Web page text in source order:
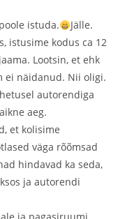
istuda.
Jälle.
istusime kodus ca 12
Lootsin, et ehk
ei näidanud. Nii oligi.
autorendiga
aeg.
et kolisime
väga rõõmsad
hindavad ka seda,
ja autorendi